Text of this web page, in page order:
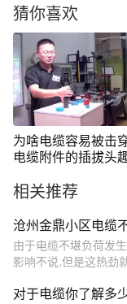
猜你喜欢
为啥电缆容易被击
电缆附件的插拔头
相关推荐
沧州金鼎小区电缆
由于电缆不堪负荷发
影响不说,但是这热劲
对于电缆你了解多